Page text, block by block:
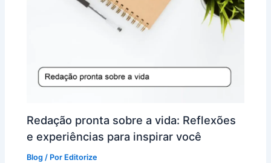
Redação pronta sobre a vida: Reflexões
e experiências para inspirar você
Blog / Por Editorize